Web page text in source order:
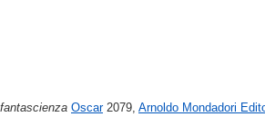
Oscar2079, Arnoldo Mondadori